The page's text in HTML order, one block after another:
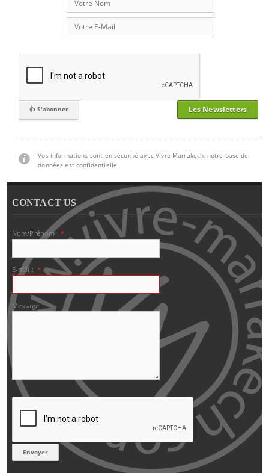
Les Newsletters
Vos informations sont en sécurité avec Vivre Marrakech, notre base de
données est confidentielle.
CONTACT US
Nom/Prénom: *
E-mail: *
Message: